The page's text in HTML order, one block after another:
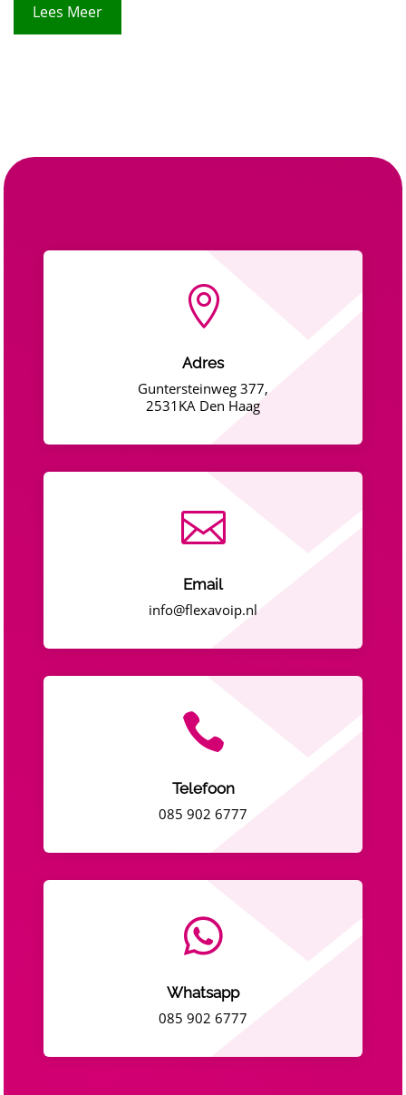
Lees Meer

Adres
Guntersteinweg 377,
2531KA Den Haag

Email
info@flexavoip.nl

Telefoon
085 902 6777

Whatsapp
085 902 6777